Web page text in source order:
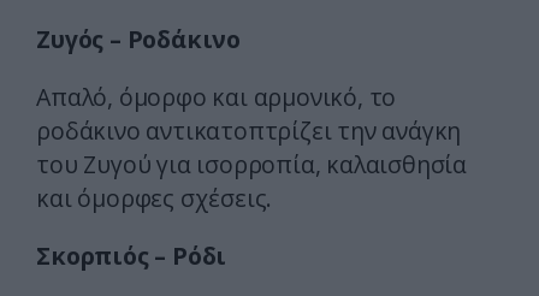
Ζυγός – Ροδάκινο
Απαλό, όμορφο και αρμονικό, το
ροδάκινο αντικατοπτρίζει την ανάγκη
του Ζυγού για ισορροπία, καλαισθησία
και όμορφες σχέσεις.
Σκορπιός – Ρόδι